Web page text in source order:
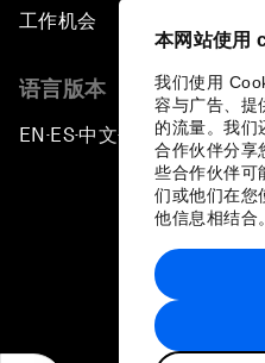
本网站使用
我们使用
容与广告、提
的流量。我们
合作伙伴分享
些合作伙伴可
们或他们在您
他信息相结合。
工作机会
语言版本
EN ▪ES▪中文▪ 日本語
站